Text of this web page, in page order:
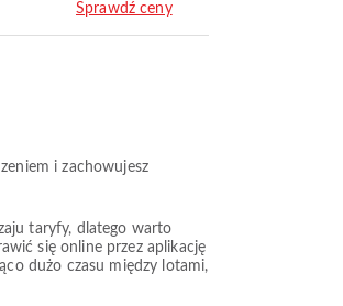
Sprawdź ceny
i zachowujesz
taryfy, dlatego warto
się online przez aplikację
dużo czasu między lotami,